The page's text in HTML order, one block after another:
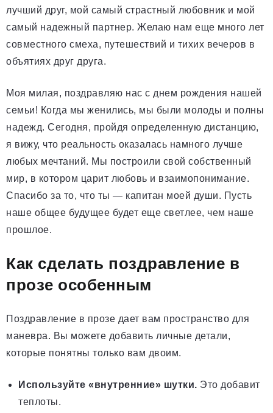
лучший друг, мой самый страстный любовник и мой
самый надежный партнер. Желаю нам еще много лет
совместного смеха, путешествий и тихих вечеров в
объятиях друг друга.
Моя милая, поздравляю нас с днем рождения нашей
семьи! Когда мы женились, мы были молоды и полны
надежд. Сегодня, пройдя определенную дистанцию,
я вижу, что реальность оказалась намного лучше
любых мечтаний. Мы построили свой собственный
мир, в котором царит любовь и взаимопонимание.
Спасибо за то, что ты — капитан моей души. Пусть
наше общее будущее будет еще светлее, чем наше
прошлое.
Как сделать поздравление в
прозе особенным
Поздравление в прозе дает вам пространство для
маневра. Вы можете добавить личные детали,
которые понятны только вам двоим.
Используйте «внутренние» шутки. Это добавит
теплоты.